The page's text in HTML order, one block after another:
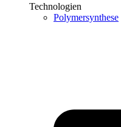
Technologien
Polymersynthese